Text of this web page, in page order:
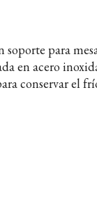
soporte para
en acero
conservar el